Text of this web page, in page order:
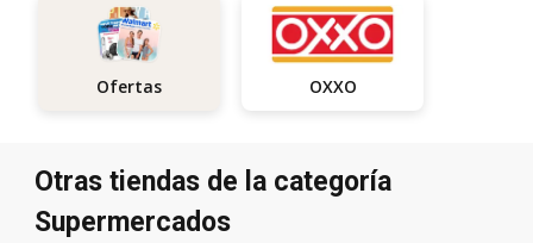
Ofertas OXXO
Otras tiendas de la categoría
Supermercados